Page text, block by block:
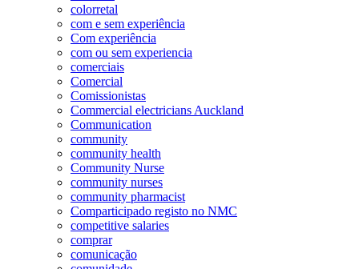
colorretal
com e sem experiência
Com experiência
com ou sem experiencia
comerciais
Comercial
Comissionistas
Commercial electricians Auckland
Communication
community
community health
Community Nurse
community nurses
community pharmacist
Comparticipado registo no NMC
competitive salaries
comprar
comunicação